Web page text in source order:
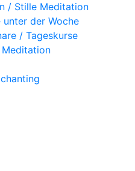
/ Stille Meditation
der Woche
/ Tageskurse
Meditation